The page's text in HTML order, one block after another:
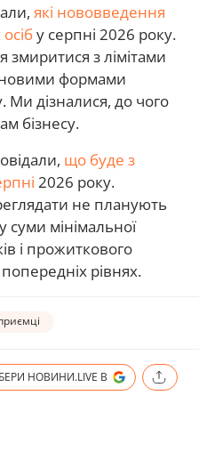
які нововведення
у серпні 2026 року.
з лімітами
новими формами
Ми дізналися, до чого
бізнесу.
що буде з
2026 року.
не планують
мінімальної
і прожиткового
рівнях.
НОВИНИ.LIVE В